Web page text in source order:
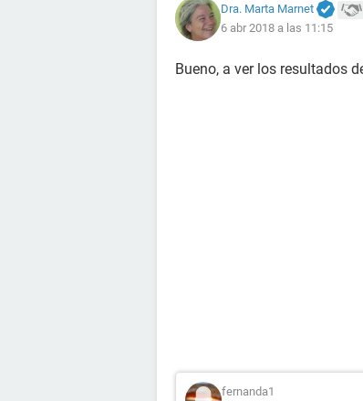
Dra. Marta Marnet
6 abr 2018 a las 11:15
Bueno, a ver los resultados
fernanda1